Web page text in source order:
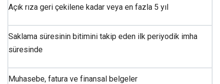
Açık rıza geri çekilene kadar veya en fazla 5 yıl
Saklama süresinin bitimini takip eden ilk periyodik imha
süresinde
Muhasebe, fatura ve finansal belgeler